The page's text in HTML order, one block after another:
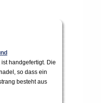
handgefertigt. Die
so dass ein
besteht aus